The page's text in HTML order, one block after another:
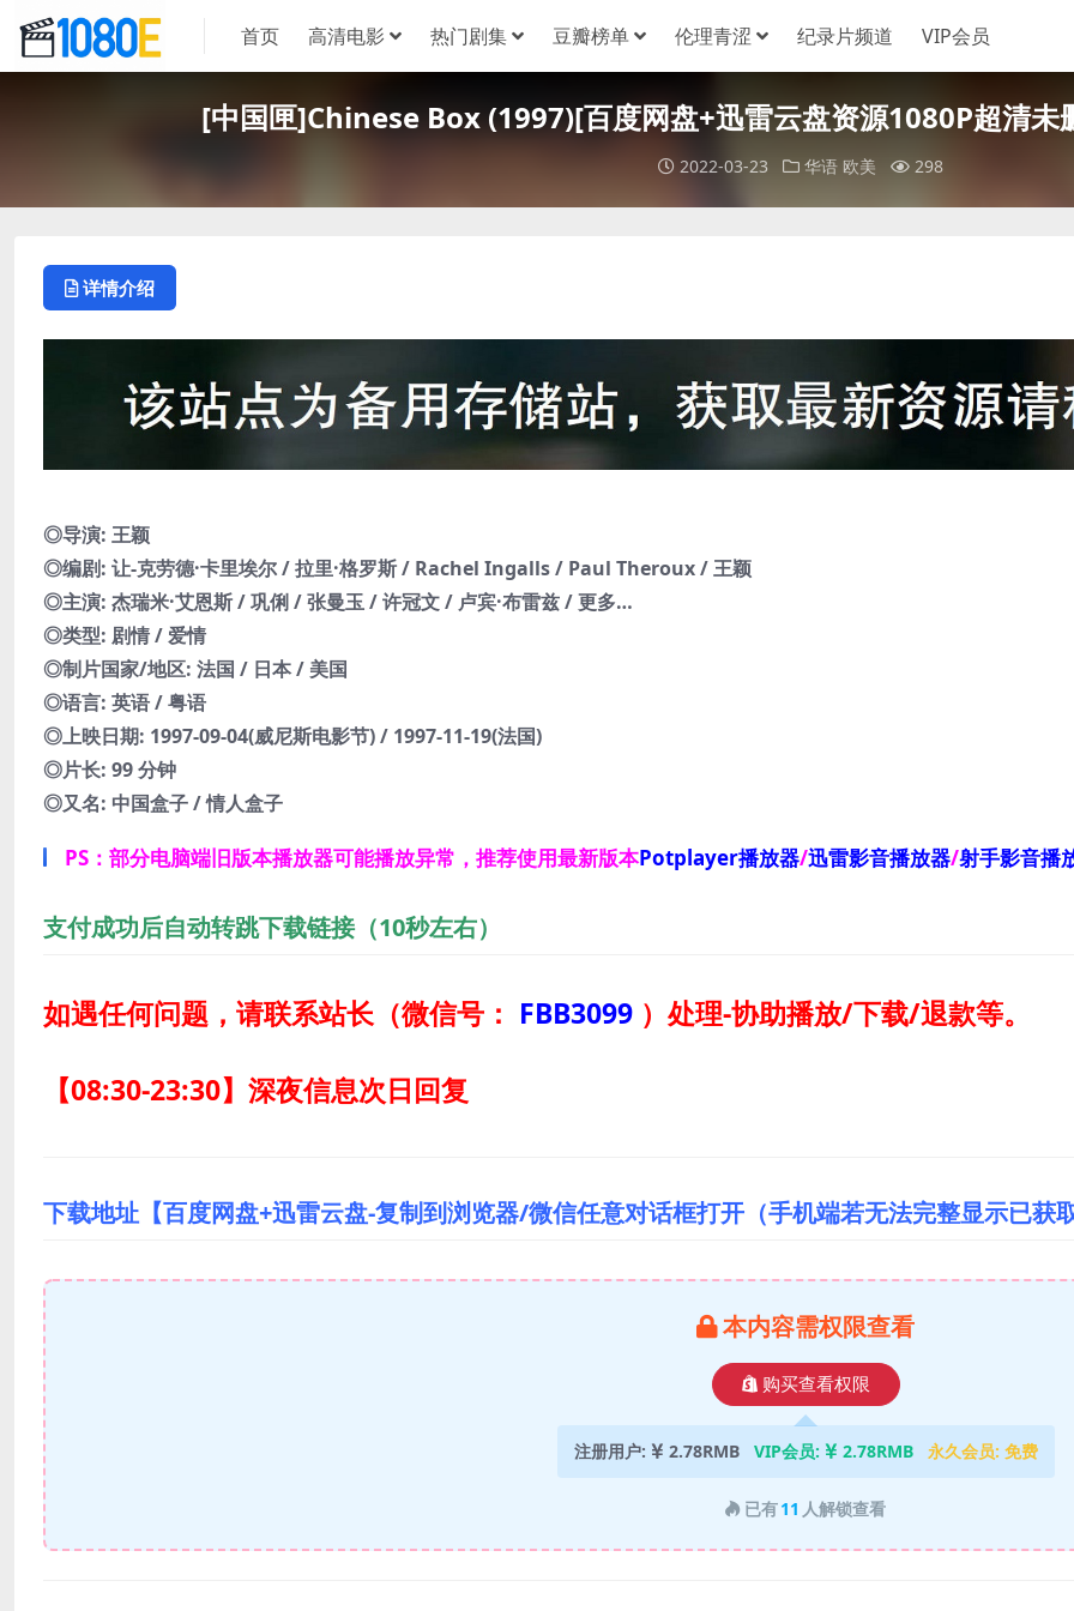
首页 高清电影 热门剧集 豆瓣榜单 伦理青涩 纪录片频道 VIP会员
[中国匣]Chinese Box (1997)[百度网盘+迅雷云盘资源1080P超清
2022-03-23 华语 欧美 298
详情介绍
◎导演: 王颖
◎编剧: 让-克劳德·卡里埃尔 / 拉里·格罗斯 / Rachel Ingalls / Paul Theroux / 王颖
◎主演: 杰瑞米·艾恩斯 / 巩俐 / 张曼玉 / 许冠文 / 卢宾·布雷兹 / 更多…
◎类型: 剧情 / 爱情
◎制片国家/地区: 法国 / 日本 / 美国
◎语言: 英语 / 粤语
◎上映日期: 1997-09-04(威尼斯电影节) / 1997-11-19(法国)
◎片长: 99 分钟
◎又名: 中国盒子 / 情人盒子
PS：部分电脑端旧版本播放器可能播放异常，推荐使用最新版本Potplayer播放器/迅雷影音播放器/射手影音播
支付成功后自动转跳下载链接（10秒左右）
如遇任何问题，请联系站长（微信号： FBB3099 ） 处理-协助播放/下载/退款等。
【08:30-23:30】深夜信息次日回复
下载地址【百度网盘+迅雷云盘-复制到浏览器/微信任意对话框打开（手机端若无法完整显示已获
本内容需权限查看
购买查看权限
注册用户: 2.78RMB VIP会员: 2.78RMB 永久会员: 免费
已有11 人解锁查看